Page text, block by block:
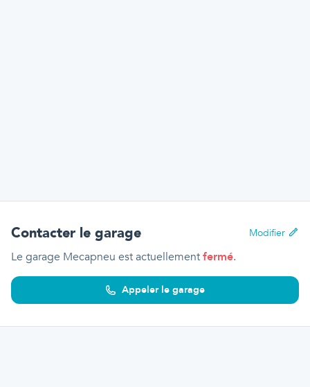
Contacter le garage Modifier
Le garage Mecapneu est actuellementfermé.
Appeler le garage